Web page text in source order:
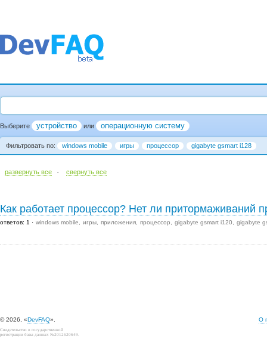
Выберите устройство или операционную систему
Фильтровать по: windows mobile игры процессор gigabyte gsmart i128
развернуть все · cвернуть все
Как работает процессор? Нет ли притормаживаний
ответов: 1 windows mobile игры приложения процессор gigabyte gsmart i120 gigabyte
© 2026, «DevFAQ». О
Свидетельство о государственной
регистрации базы данных №2012620649.